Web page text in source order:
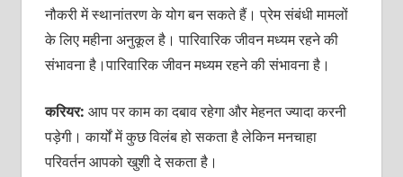
नौकरी में स्थानांतरण के योग बन सकते हैं। प्रेम संबंधी मामलों
के लिए महीना अनुकूल है। पारिवारिक जीवन मध्यम रहने की
संभावना है।पारिवारिक जीवन मध्यम रहने की संभावना है।
करियर: आप पर काम का दबाव रहेगा और मेहनत ज्यादा करनी
पड़ेगी। कार्यों में कुछ विलंब हो सकता है लेकिन मनचाहा
परिवर्तन आपको खुशी दे सकता है।